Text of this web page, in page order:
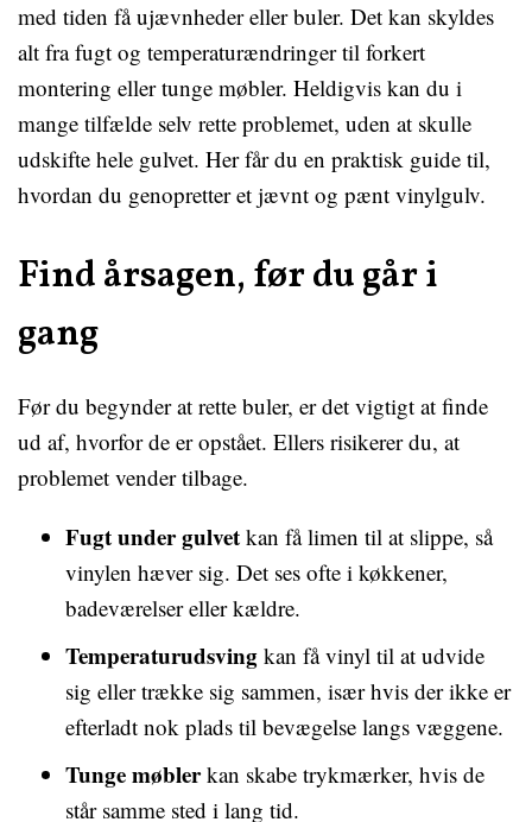
med tiden få ujævnheder eller buler. Det kan skyldes
alt fra fugt og temperaturændringer til forkert
montering eller tunge møbler. Heldigvis kan du i
mange tilfælde selv rette problemet, uden at skulle
udskifte hele gulvet. Her får du en praktisk guide til,
hvordan du genopretter et jævnt og pænt vinylgulv.
Find årsagen, før du går i
gang
Før du begynder at rette buler, er det vigtigt at finde
ud af, hvorfor de er opstået. Ellers risikerer du, at
problemet vender tilbage.
Fugt under gulvet kan få limen til at slippe, så
vinylen hæver sig. Det ses ofte i køkkener,
badeværelser eller kældre.
Temperaturudsving kan få vinyl til at udvide
sig eller trække sig sammen, især hvis der ikke er
efterladt nok plads til bevægelse langs væggene.
Tunge møblerkan skabe trykmærker, hvis de
står samme sted i lang tid.